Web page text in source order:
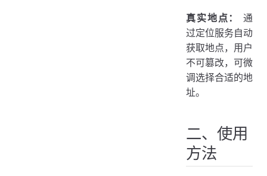
真实地点：
通
过定位服务自动
获取地点，用户
不可篡改，可微
调选择合适的地
址。
二、使用
方法